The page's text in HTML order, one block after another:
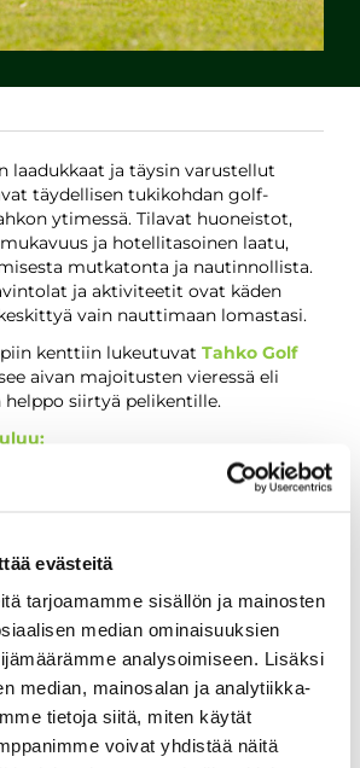
evästeitä
tarjoamamme sisällön ja mainosten
median ominaisuuksien
analysoimiseen. Lisäksi
median, mainosalan ja analytiikka-
tietoja siitä, miten käytät
voivat yhdistää näitä
laadukkaat ja täysin varustellut
täydellisen tukikohdan golf-
ytimessä. Tilavat huoneistot,
ja hotellitasoinen laatu,
mutkatonta ja nautinnollista.
ja aktiviteetit ovat käden
vain nauttimaan lomastasi.
kenttiin lukeutuvat Tahko Golf
aivan majoitusten vieressä eli
helppo siirtyä pelikentille.
majoitus meidän täysin
Fee per majoittuja valitsemalle
käyttöoikeus loman ajaksi
padel-, tennis- ja
koko loman ajan(väh. -20%
ostaa lisägreenfeetä